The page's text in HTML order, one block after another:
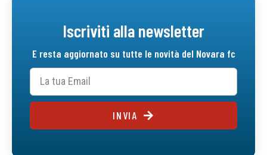
Iscriviti alla newsletter
E resta aggiornato su tutte le novità del Novara fc
INVIA